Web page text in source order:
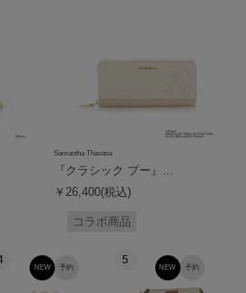
Samantha Thavasa
『クラシック プー』...
￥26,400(税込)
コラボ商品
予約
NEW
5
予約
NEW